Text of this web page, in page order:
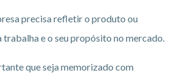
precisa refletir o produto ou
trabalha e o seu propósito no mercado.
que seja memorizado com